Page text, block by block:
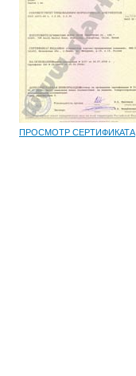
ПРОСМОТР СЕРТИФИКАТА